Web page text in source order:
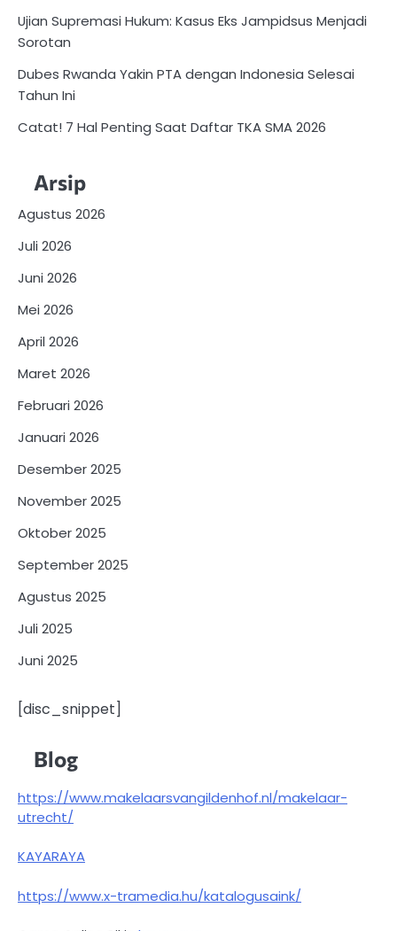
Ujian Supremasi Hukum: Kasus Eks Jampidsus Menjadi
Sorotan
Dubes Rwanda Yakin PTA dengan Indonesia Selesai
Tahun Ini
Catat! 7 Hal Penting Saat Daftar TKA SMA 2026
Arsip
Agustus 2026
Juli 2026
Juni 2026
Mei 2026
April 2026
Maret 2026
Februari 2026
Januari 2026
Desember 2025
November 2025
Oktober 2025
September 2025
Agustus 2025
Juli 2025
Juni 2025
[disc_snippet]
Blog
https://www.makelaarsvangildenhof.nl/makelaar-
utrecht/
KAYARAYA
https://www.x-tramedia.hu/katalogusaink/